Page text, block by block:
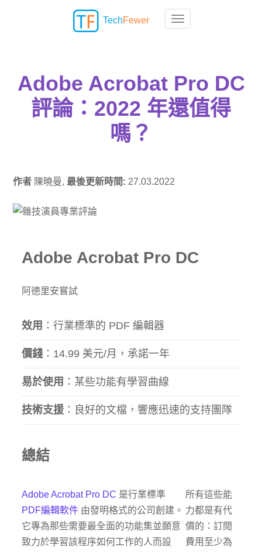
Toggle navigation
TechFewer
Adobe Acrobat Pro DC
評論：2022 年還值得
嗎？
作者 陳曉曼, 最後更新時間: 27.03.2022
Adobe Acrobat Pro DC
阿德里安嘗試
效用 ：行業標準的 PDF 編輯器
價錢 ：14.99 美元/月，承諾一年
易於使用 ：某些功能有學習曲線
技術支援 ：良好的文檔，響應迅速的支持團隊
總結
Adobe Acrobat Pro DC 是行業標準
PDF編輯軟件 由發明格式的公司創建。
它專為那些需要最全面的功能集並願意
致力於學習該程序如何工作的人而設
所有這些能
力都是有代
價的：訂閱
費用至少為